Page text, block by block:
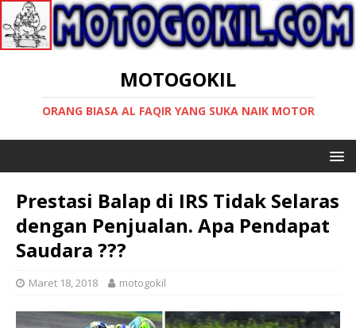
MOTOGOKIL
ORANG BIASA AL FAQIR YANG SUKA NAIK MOTOR
Prestasi Balap di IRS Tidak Selaras
dengan Penjualan. Apa Pendapat
Saudara ???
Maret 18, 2018 motogokil